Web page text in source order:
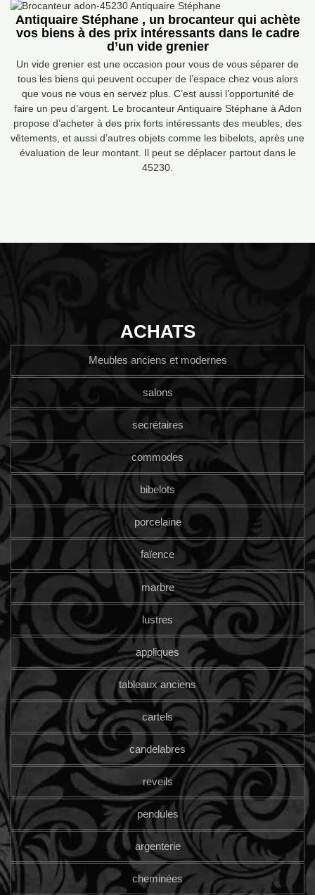
Antiquaire Stéphane , un brocanteur qui achète
vos biens à des prix intéressants dans le cadre
d’un vide grenier
Un vide grenier est une occasion pour vous de vous séparer de
tous les biens qui peuvent occuper de l’espace chez vous alors
que vous ne vous en servez plus. C’est aussi l’opportunité de
faire un peu d’argent. Le brocanteur Antiquaire Stéphane à Adon
propose d’acheter à des prix forts intéressants des meubles, des
vêtements, et aussi d’autres objets comme les bibelots, après une
évaluation de leur montant. Il peut se déplacer partout dans le
45230.
ACHATS
Meubles anciens et modernes
salons
secrétaires
commodes
bibelots
porcelaine
faïence
marbre
lustres
appliques
tableaux anciens
cartels
candelabres
reveils
pendules
argenterie
cheminées